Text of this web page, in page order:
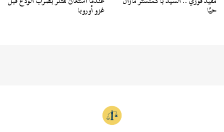
حيًا غزو أوروبا